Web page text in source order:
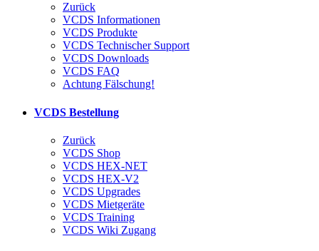
Zurück
VCDS Informationen
VCDS Produkte
VCDS Technischer Support
VCDS Downloads
VCDS FAQ
Achtung Fälschung!
VCDS Bestellung
Zurück
VCDS Shop
VCDS HEX-NET
VCDS HEX-V2
VCDS Upgrades
VCDS Mietgeräte
VCDS Training
VCDS Wiki Zugang